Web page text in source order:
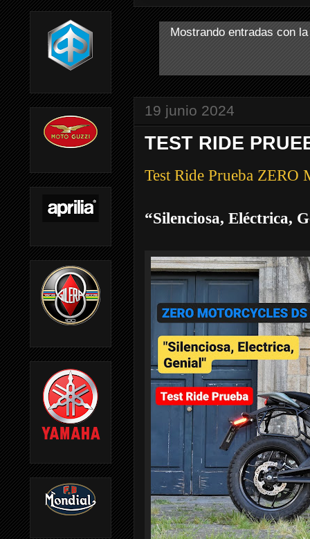
Mostrando entradas con
19 junio 2024
TEST RIDE
Test Ride Prueba
“Silenciosa, Eléctrica,